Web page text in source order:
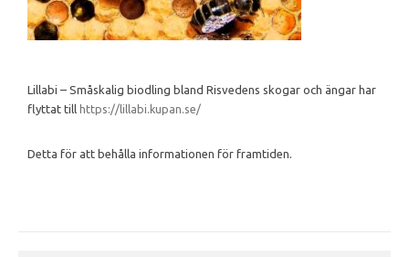
Lillabi – Småskalig biodling bland Risvedens skogar och ängar har
flyttat till https://lillabi.kupan.se/
Detta för att behålla informationen för framtiden.